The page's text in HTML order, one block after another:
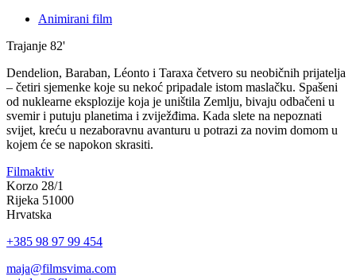
Animirani film
Trajanje 82'
Dendelion, Baraban, Léonto i Taraxa četvero su neobičnih prijatelja
– četiri sjemenke koje su nekoć pripadale istom maslačku. Spašeni
od nuklearne eksplozije koja je uništila Zemlju, bivaju odbačeni u
svemir i putuju planetima i zviježđima. Kada slete na nepoznati
svijet, kreću u nezaboravnu avanturu u potrazi za novim domom u
kojem će se napokon skrasiti.
Filmaktiv
Korzo 28/1
Rijeka 51000
Hrvatska
+385 98 97 99 454
maja@filmsvima.com